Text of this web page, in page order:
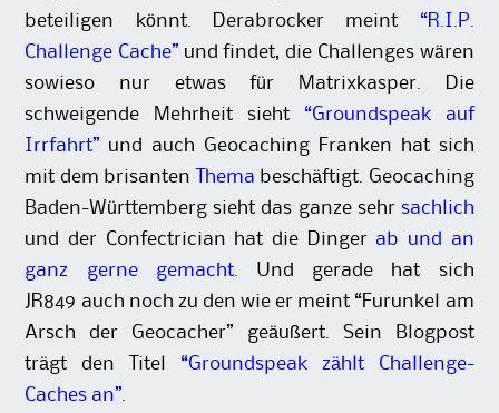
beteiligen könnt. Derabrocker meint “R.I.P.
Challenge Cache” und findet, die Challenges wären
sowieso nur etwas für Matrixkasper. Die
schweigende Mehrheit sieht “Groundspeak auf
Irrfahrt” und auch Geocaching Franken hat sich
mit dem brisanten
Thema beschäftigt. Geocaching
Baden-Württemberg sieht das ganze sehr sachlich
und der Confectrician hat die Dinger ab und an
ganz gerne gemacht. Und gerade hat sich
JR849 auch noch zu den wie er meint “Furunkel am
Arsch der Geocacher” geäußert. Sein Blogpost
trägt den Titel “Groundspeak zählt Challenge-
Caches an”